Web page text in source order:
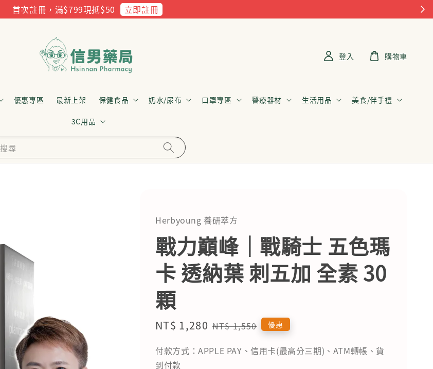
首次註冊，滿$799現抵$50 立即註冊
搜尋
優惠專區 最新上架 保健食品 奶水/尿布 口罩專區 醫療器材 生活用品 美食/伴手禮
3C用品
登入 購物車
Herbyoung 養研萃方
戰力巔峰｜戰騎士 五色瑪
卡 透納葉 刺五加 全素 30
顆
Sale
NT$ 1,280 Regular
NT$ 1,550 優惠
付款方式：APPLE PAY、信用卡(最高分三期)、ATM轉帳、貨
到付款